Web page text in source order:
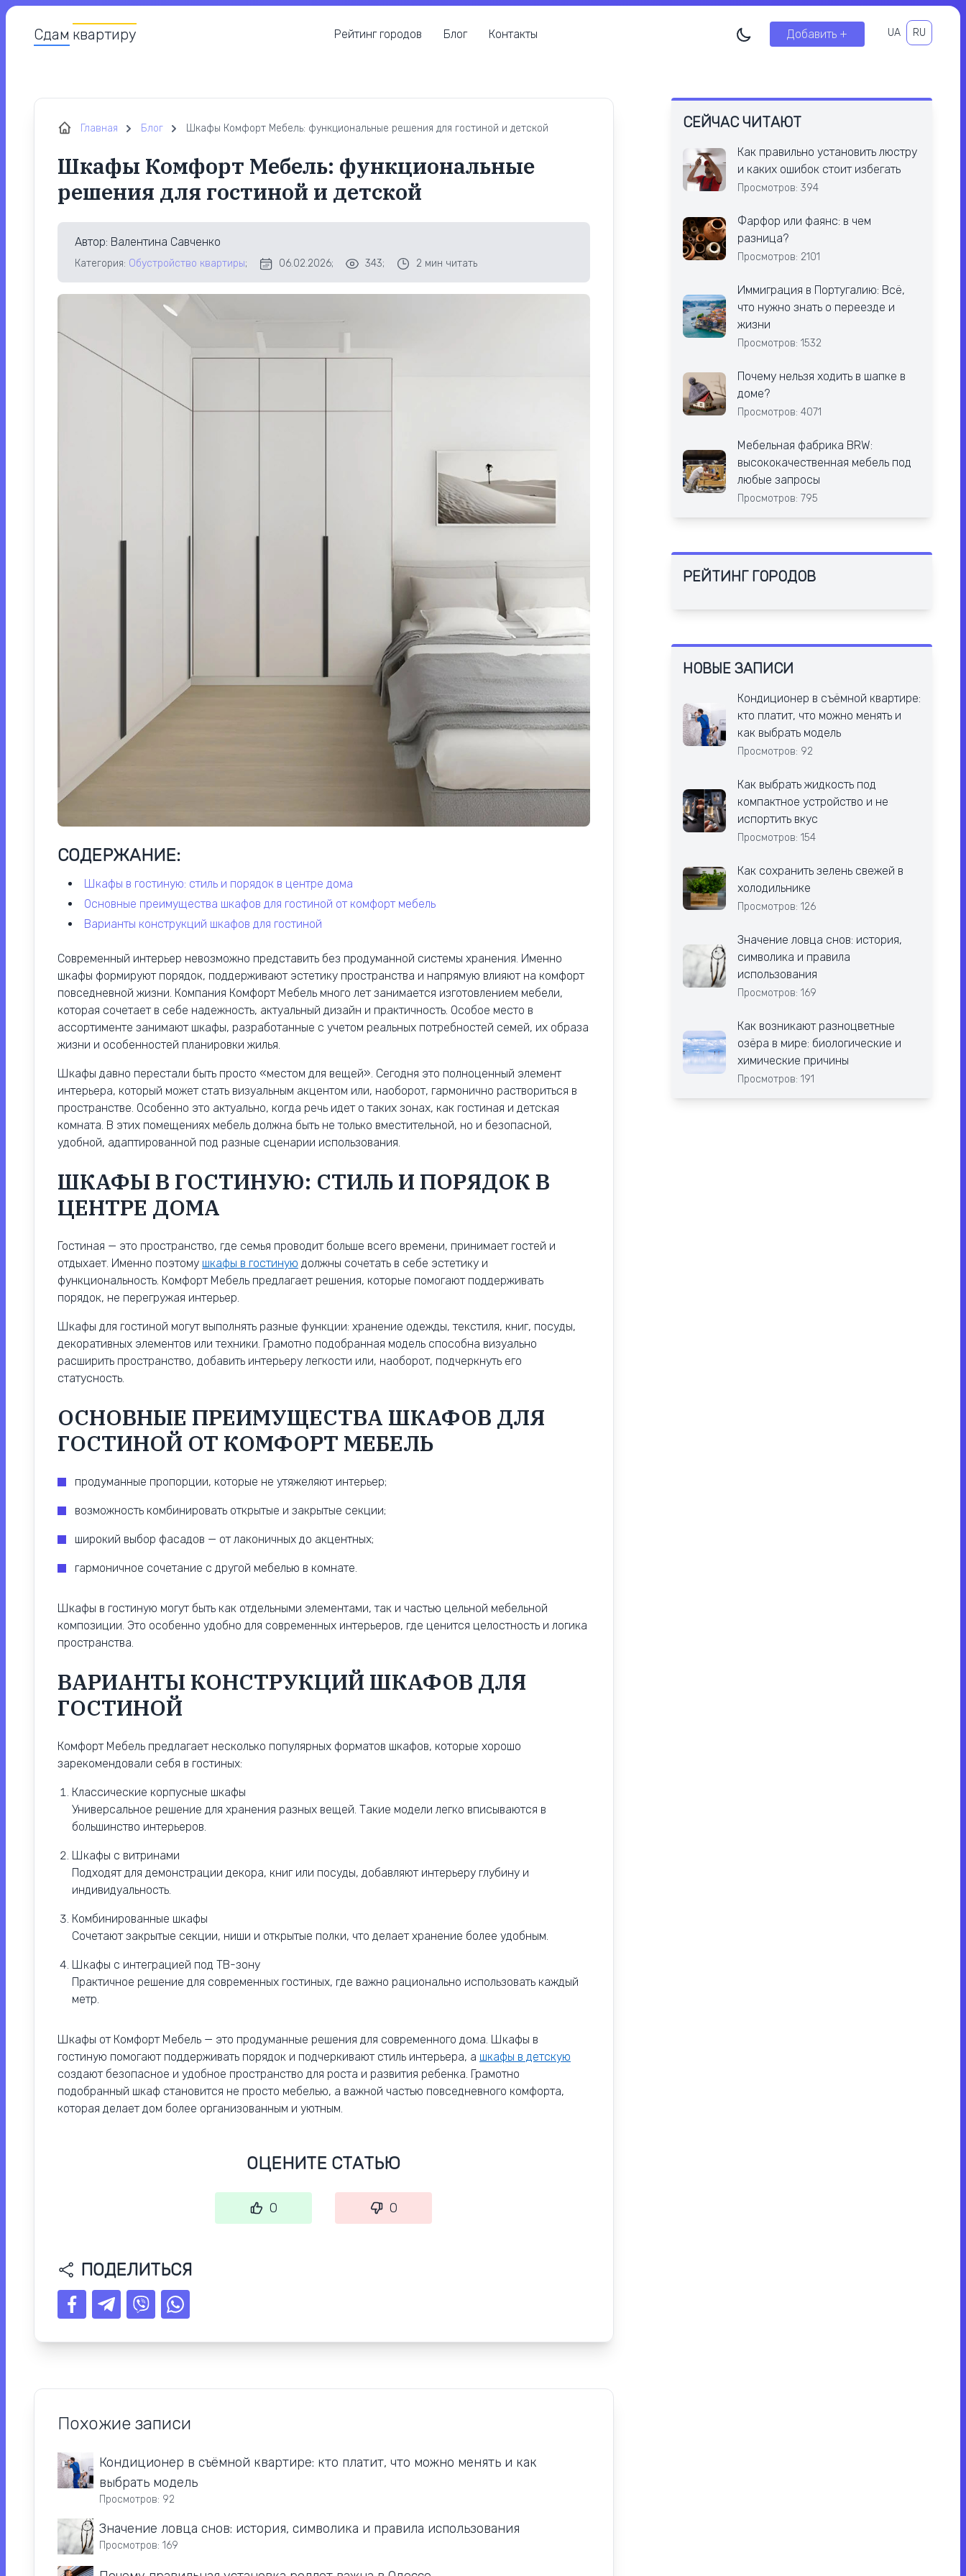
Сдам квартиру Рейтинг городов Блог Контакты Добавить + UA RU
Главная Блог Шкафы Комфорт Мебель: функциональные решения для гостиной и детской
Шкафы Комфорт Мебель: функциональные
решения для гостиной и детской
Автор: Валентина Савченко
Категория: Обустройство квартиры; 06.02.2026; 343; 2 мин читать
СОДЕРЖАНИЕ:
шкафы в гостиную: стиль и порядок в центре дома
основные преимущества шкафов для гостиной от комфорт мебель
варианты конструкций шкафов для гостиной
Современный интерьер невозможно представить без продуманной системы хранения. Именно
шкафы формируют порядок, поддерживают эстетику пространства и напрямую влияют на комфорт
повседневной жизни. Компания Комфорт Мебель много лет занимается изготовлением мебели,
которая сочетает в себе надежность, актуальный дизайн и практичность. Особое место в
ассортименте занимают шкафы, разработанные с учетом реальных потребностей семей, их образа
жизни и особенностей планировки жилья.
Шкафы давно перестали быть просто «местом для вещей». Сегодня это полноценный элемент
интерьера, который может стать визуальным акцентом или, наоборот, гармонично раствориться в
пространстве. Особенно это актуально, когда речь идет о таких зонах, как гостиная и детская
комната. В этих помещениях мебель должна быть не только вместительной, но и безопасной,
удобной, адаптированной под разные сценарии использования.
ШКАФЫ В ГОСТИНУЮ: СТИЛЬ И ПОРЯДОК В
ЦЕНТРЕ ДОМА
Гостиная — это пространство, где семья проводит больше всего времени, принимает гостей и
отдыхает. Именно поэтому шкафы в гостиную должны сочетать в себе эстетику и
функциональность. Комфорт Мебель предлагает решения, которые помогают поддерживать
порядок, не перегружая интерьер.
Шкафы для гостиной могут выполнять разные функции: хранение одежды, текстиля, книг, посуды,
декоративных элементов или техники. Грамотно подобранная модель способна визуально
расширить пространство, добавить интерьеру легкости или, наоборот, подчеркнуть его
статусность.
ОСНОВНЫЕ ПРЕИМУЩЕСТВА ШКАФОВ ДЛЯ
ГОСТИНОЙ ОТ КОМФОРТ МЕБЕЛЬ
продуманные пропорции, которые не утяжеляют интерьер;
возможность комбинировать открытые и закрытые секции;
широкий выбор фасадов — от лаконичных до акцентных;
гармоничное сочетание с другой мебелью в комнате.
Шкафы в гостиную могут быть как отдельными элементами, так и частью цельной мебельной
композиции. Это особенно удобно для современных интерьеров, где ценится целостность и логика
пространства.
ВАРИАНТЫ КОНСТРУКЦИЙ ШКАФОВ ДЛЯ
ГОСТИНОЙ
Комфорт Мебель предлагает несколько популярных форматов шкафов, которые хорошо
зарекомендовали себя в гостиных:
Классические корпусные шкафы
Универсальное решение для хранения разных вещей. Такие модели легко вписываются в
большинство интерьеров.
Шкафы с витринами
Подходят для демонстрации декора, книг или посуды, добавляют интерьеру глубину и
индивидуальность.
Комбинированные шкафы
Сочетают закрытые секции, ниши и открытые полки, что делает хранение более удобным.
Шкафы с интеграцией под ТВ-зону
Практичное решение для современных гостиных, где важно рационально использовать каждый
метр.
Шкафы от Комфорт Мебель — это продуманные решения для современного дома. Шкафы в
гостиную помогают поддерживать порядок и подчеркивают стиль интерьера, а шкафы в детскую
создают безопасное и удобное пространство для роста и развития ребенка. Грамотно
подобранный шкаф становится не просто мебелью, а важной частью повседневного комфорта,
которая делает дом более организованным и уютным.
ОЦЕНИТЕ СТАТЬЮ
0 0
ПОДЕЛИТЬСЯ
Похожие записи
Кондиционер в съёмной квартире: кто платит, что можно менять и как
выбрать модель
Просмотров: 92
Значение ловца снов: история, символика и правила использования
Просмотров: 169
СЕЙЧАС ЧИТАЮТ
Как правильно установить люстру
и каких ошибок стоит избегать
Просмотров: 394
Фарфор или фаянс: в чем
разница?
Просмотров: 2101
Иммиграция в Португалию: Всё,
что нужно знать о переезде и
жизни
Просмотров: 1532
Почему нельзя ходить в шапке в
доме?
Просмотров: 4071
Мебельная фабрика BRW:
высококачественная мебель под
любые запросы
Просмотров: 795
РЕЙТИНГ ГОРОДОВ
НОВЫЕ ЗАПИСИ
Кондиционер в съёмной квартире:
кто платит, что можно менять и
как выбрать модель
Просмотров: 92
Как выбрать жидкость под
компактное устройство и не
испортить вкус
Просмотров: 154
Как сохранить зелень свежей в
холодильнике
Просмотров: 126
Значение ловца снов: история,
символика и правила
использования
Просмотров: 169
Как возникают разноцветные
озёра в мире: биологические и
химические причины
Просмотров: 191